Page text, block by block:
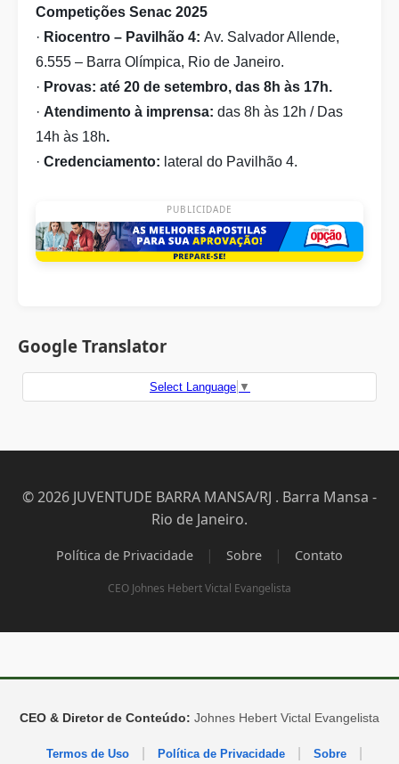
Competições Senac 2025
· Riocentro – Pavilhão 4: Av. Salvador Allende,
6.555 – Barra Olímpica, Rio de Janeiro.
· Provas: até 20 de setembro, das 8h às 17h.
· Atendimento à imprensa: das 8h às 12h / Das
14h às 18h.
· Credenciamento: lateral do Pavilhão 4.
PUBLICIDADE
Google Translator
Select Language ▼
© 2026 JUVENTUDE BARRA MANSA/RJ . Barra Mansa -
Rio de Janeiro.
Política de Privacidade | Sobre | Contato
CEO Johnes Hebert Victal Evangelista
CEO & Diretor de Conteúdo: Johnes Hebert Victal Evangelista
Termos de Uso Política de Privacidade Sobre